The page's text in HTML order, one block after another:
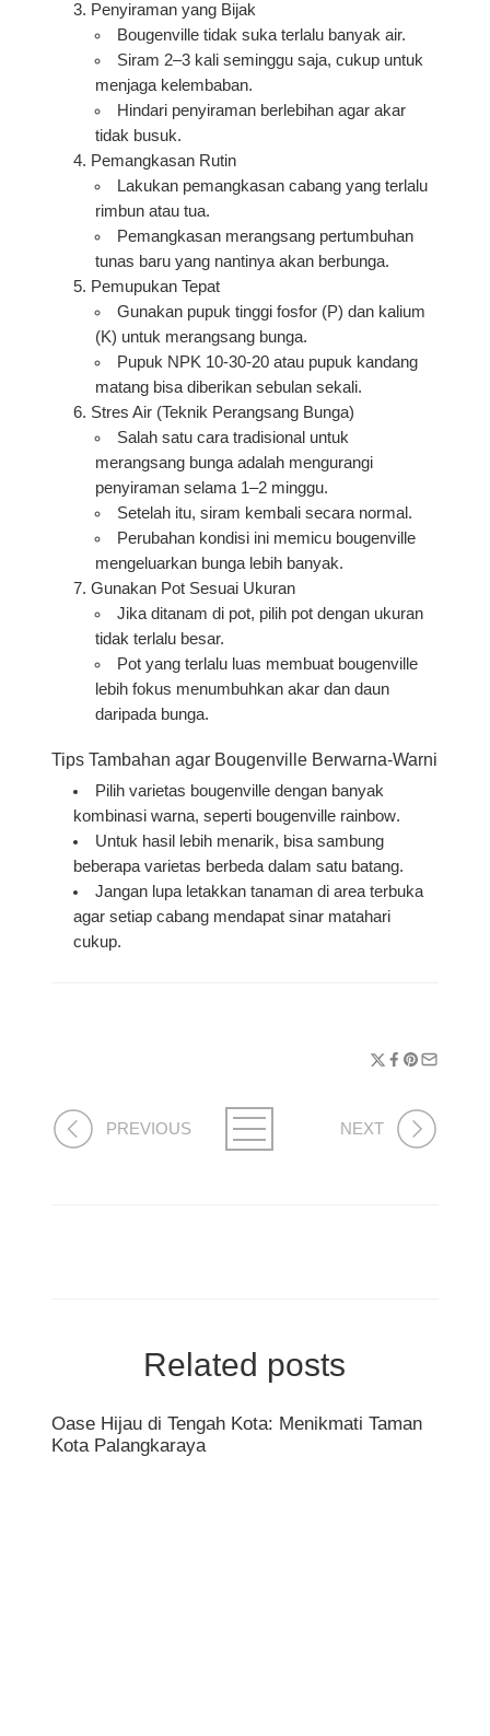
Penyiraman yang Bijak
Bougenville tidak suka terlalu banyak air.
Siram 2–3 kali seminggu saja, cukup untuk
menjaga kelembaban.
Hindari penyiraman berlebihan agar akar
tidak busuk.
Pemangkasan Rutin
Lakukan pemangkasan cabang yang terlalu
rimbun atau tua.
Pemangkasan merangsang pertumbuhan
tunas baru yang nantinya akan berbunga.
Pemupukan Tepat
Gunakan pupuk tinggi fosfor (P) dan kalium
(K) untuk merangsang bunga.
Pupuk NPK 10-30-20 atau pupuk kandang
matang bisa diberikan sebulan sekali.
Stres Air (Teknik Perangsang Bunga)
Salah satu cara tradisional untuk
merangsang bunga adalah mengurangi
penyiraman selama 1–2 minggu.
Setelah itu, siram kembali secara normal.
Perubahan kondisi ini memicu bougenville
mengeluarkan bunga lebih banyak.
Gunakan Pot Sesuai Ukuran
Jika ditanam di pot, pilih pot dengan ukuran
tidak terlalu besar.
Pot yang terlalu luas membuat bougenville
lebih fokus menumbuhkan akar dan daun
daripada bunga.
Tips Tambahan agar Bougenville Berwarna-Warni
Pilih varietas bougenville dengan banyak
kombinasi warna, seperti bougenville rainbow.
Untuk hasil lebih menarik, bisa sambung
beberapa varietas berbeda dalam satu batang.
Jangan lupa letakkan tanaman di area terbuka
agar setiap cabang mendapat sinar matahari
cukup.
PREVIOUS NEXT
Related posts
Oase Hijau di Tengah Kota: Menikmati Taman
Kota Palangkaraya